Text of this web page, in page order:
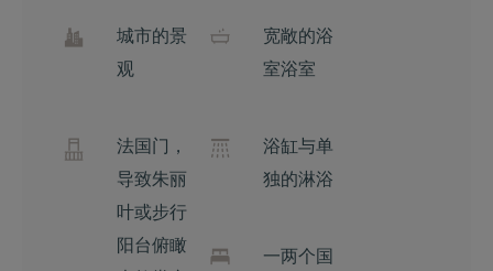
城市的景
观
法国门，
导致朱丽
叶或步行
阳台俯瞰
宽敞的浴
室浴室
浴缸与单
独的淋浴
一两个国